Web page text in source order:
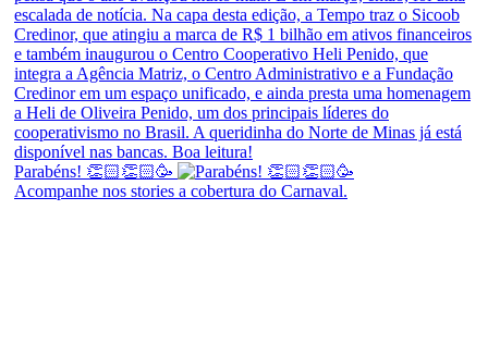
Parabéns! 👏🏻👏🏻🥳
Acompanhe nos stories a cobertura do Carnaval.